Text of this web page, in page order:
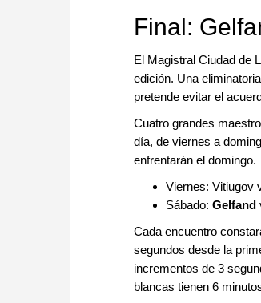
Final:
El Magistral Ciudad de
edición. Una
pretende evitar el
Cuatro grandes
día, de viernes a
enfrentarán el domingo.
Viernes: Vitiugov
Sábado: Gelfand
Cada encuentro
segundos desde la
incrementos de 3
blancas tienen 6